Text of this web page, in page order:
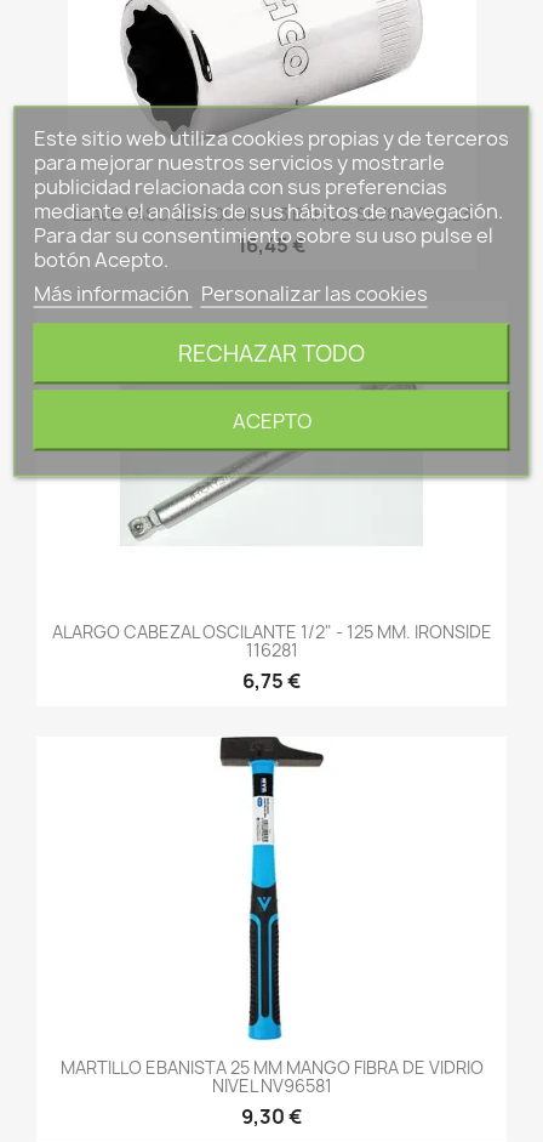
LLAVE VASO SB7800DM-23 BAHCO SB7800DM-23
16,45 €
ALARGO CABEZAL OSCILANTE 1/2" - 125 MM. IRONSIDE
116281
6,75 €
MARTILLO EBANISTA 25 MM MANGO FIBRA DE VIDRIO
NIVEL NV96581
9,30 €
Este sitio web utiliza cookies propias y de terceros
para mejorar nuestros servicios y mostrarle
publicidad relacionada con sus preferencias
mediante el análisis de sus hábitos de navegación.
Para dar su consentimiento sobre su uso pulse el
botón Acepto.
Más información Personalizar las cookies
RECHAZAR TODO
ACEPTO